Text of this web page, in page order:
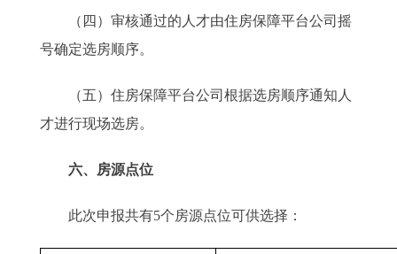
（四）审核通过的人才由住房保障平台公司摇
号确定选房顺序。
（五）住房保障平台公司根据选房顺序通知人
才进行现场选房。
六、房源点位
此次申报共有5个房源点位可供选择：